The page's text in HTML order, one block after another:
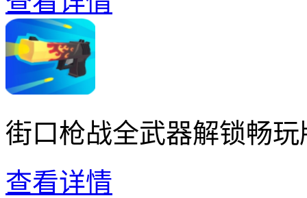
街口枪战全武器解锁畅玩
查看详情